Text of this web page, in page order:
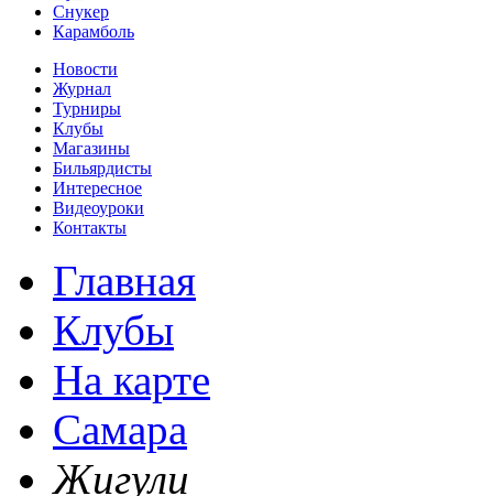
Снукер
Карамболь
Новости
Журнал
Турниры
Клубы
Магазины
Бильярдисты
Интересное
Видеоуроки
Контакты
Главная
Клубы
На карте
Самара
Жигули